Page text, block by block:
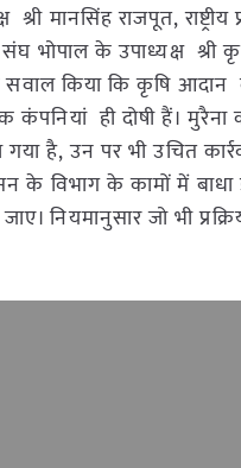
मानसिंह राजपूत,
भोपाल के उपाध्यक्ष
किया कि कृषि आदान
कंपनियां ही दोषी हैं।
है, उन पर भी उचित
के विभाग के कामों में
नियमानुसार जो भी